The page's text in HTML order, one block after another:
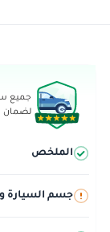
جميع
لضمان
الملخص
جسم السيارة و